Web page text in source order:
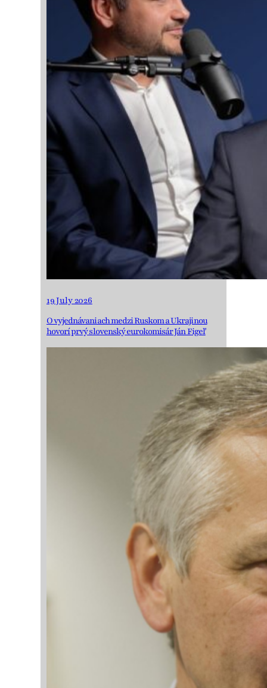
19 July 2026
O vyjednávaniach medzi Ruskom a Ukrajinou
hovorí prvý slovenský eurokomisár Ján Figeľ